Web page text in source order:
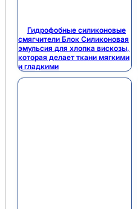
Гидрофобные силиконовые
смягчители Блок Силиконовая
эмульсия для хлопка вискозы,
которая делает ткани мягкими
и гладкими